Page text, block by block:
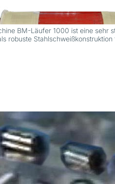
BM-Läufer 1000 ist eine sehr
robuste